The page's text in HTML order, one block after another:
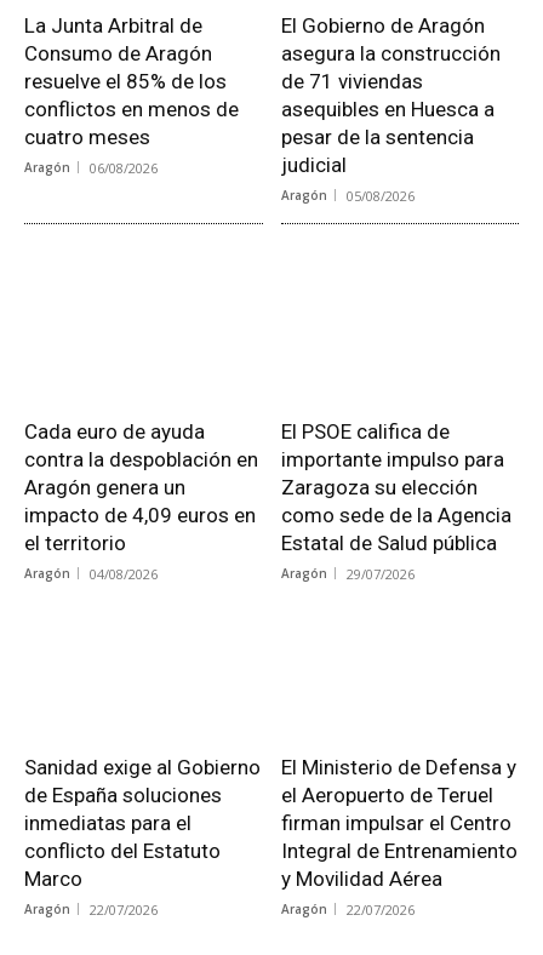
La Junta Arbitral de
Consumo de Aragón
resuelve el 85% de los
conflictos en menos de
cuatro meses
Aragón 06/08/2026
El Gobierno de Aragón
asegura la construcción
de 71 viviendas
asequibles en Huesca a
pesar de la sentencia
judicial
Aragón 05/08/2026
Cada euro de ayuda
contra la despoblación en
Aragón genera un
impacto de 4,09 euros en
el territorio
Aragón 04/08/2026
El PSOE califica de
importante impulso para
Zaragoza su elección
como sede de la Agencia
Estatal de Salud pública
Aragón 29/07/2026
Sanidad exige al Gobierno
de España soluciones
inmediatas para el
conflicto del Estatuto
Marco
Aragón 22/07/2026
El Ministerio de Defensa y
el Aeropuerto de Teruel
firman impulsar el Centro
Integral de Entrenamiento
y Movilidad Aérea
Aragón 22/07/2026